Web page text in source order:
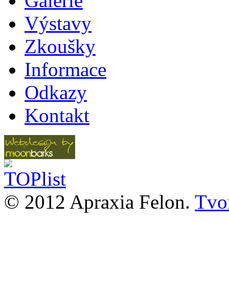
Výstavy
Zkoušky
Informace
Odkazy
Kontakt
© 2012 Apraxia Felon.